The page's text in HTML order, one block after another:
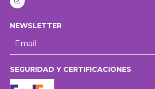
NEWSLETTER
SEGURIDAD Y CERTIFICACIONES